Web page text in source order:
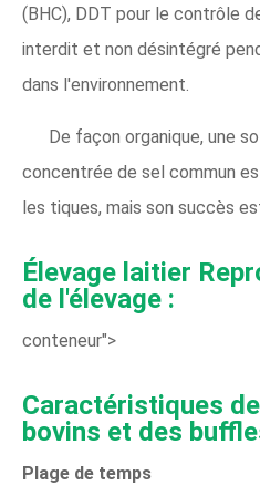
(BHC), DDT pour le contrôle
interdit et non désintégré
dans l'environnement.
De façon organique, une
concentrée de sel commun
les tiques, mais son succès
Élevage laitier
de l'élevage :
conteneur">
Caractéristiques
bovins et des
Plage de temps